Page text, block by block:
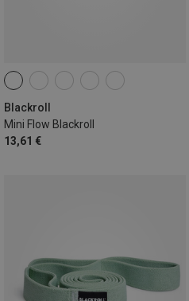
Blackroll
Mini Flow Blackroll
13,61 €